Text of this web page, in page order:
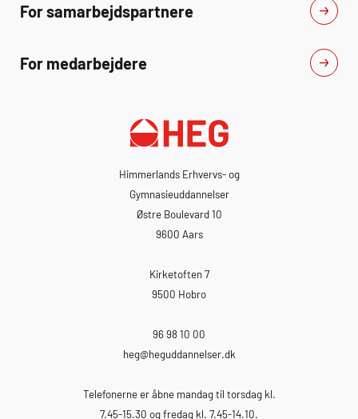
For samarbejdspartnere
For medarbejdere
Himmerlands Erhvervs- og
Gymnasieuddannelser
Østre Boulevard 10
9600 Aars
Kirketoften 7
9500 Hobro
96 98 10 00
heg@heguddannelser.dk
Telefonerne er åbne mandag til torsdag kl.
7.45-15.30 og fredag kl. 7.45-14.10.